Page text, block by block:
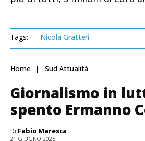
Tags: Nicola Gratteri
Home Sud Attualità
Giornalismo in
spento Ermanno
Di Fabio Maresca
21 GIUGNO 2025